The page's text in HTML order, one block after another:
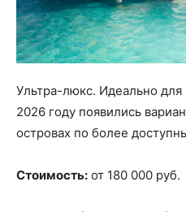
Ультра-люкс. Идеально
2026 году появились
островах по более
Стоимость: от 180 000 руб.